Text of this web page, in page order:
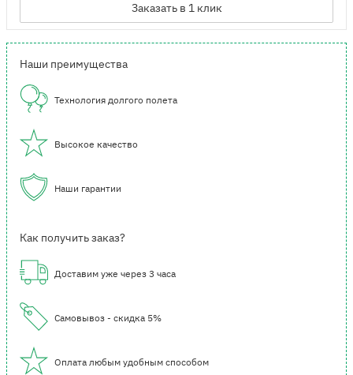
Заказать в 1 клик
Наши преимущества
Технология долгого полета
Высокое качество
Наши гарантии
Как получить заказ?
Доставим уже через 3 часа
Самовывоз - скидка 5%
Оплата любым удобным способом